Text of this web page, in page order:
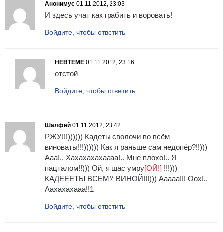
Анонимус 01.11.2012, 23:03
И здесь учат как грабить и воровать!
Войдите, чтобы ответить
НЕВТЕМЕ 01.11.2012, 23:16
отстой
Войдите, чтобы ответить
Шалфей 01.11.2012, 23:42
РЖУ!!!)))))) Кадеты сволочи во всём
виноваты!!!)))))) Как я раньше сам недопёр?!!)))
Ааа!.. Хахахахахаааа!.. Мне плохо!.. Я
пацталом!!))) Ой, я щас умру[ОЙ!] !!!)))
КАДЕЕЕТЫ ВСЕМУ ВИНОЙ!!!))) Ааааа!!! Оох!..
Аахахахааа!!1
Войдите, чтобы ответить